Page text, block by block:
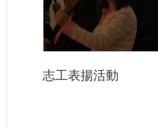
志工表揚活動